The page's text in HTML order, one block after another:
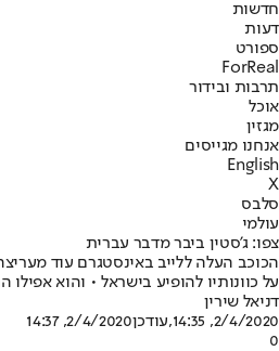
חדשות
דעות
ספורט
ForReal
תרבות ובידור
אוכל
מגזין
אנחנו מגייסים
English
X
סלבס
עולמי
צפו: ג'סטין ביבר מדבר עברית
הכוכב העלה ללייב באינסטגרם עוד
על כוונותיו להופיע בישראל • והוא אפילו
דניאל שירין
2/4/2020, 14:35
,עודכן2/4/2020, 14:37
0